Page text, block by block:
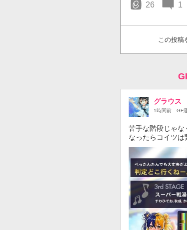
26 1
この投稿
グラウス
1時間前 GF
苦手な階段じゃ
なったらコイツは